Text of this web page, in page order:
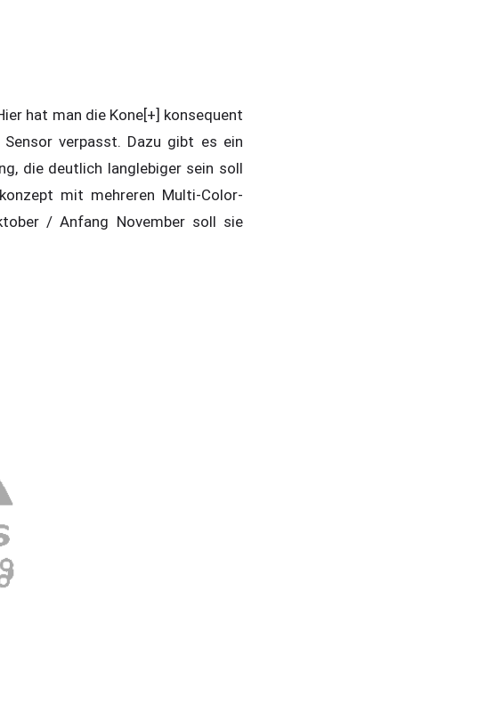
hat man die Kone[+] konsequent
verpasst. Dazu gibt es ein
die deutlich langlebiger sein soll
mit mehreren Multi-Color-
/ Anfang November soll sie